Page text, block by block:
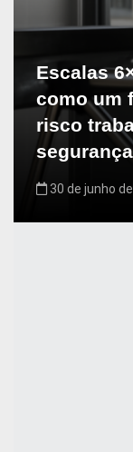
Escalas
como um
risco
segurança
30 de junho